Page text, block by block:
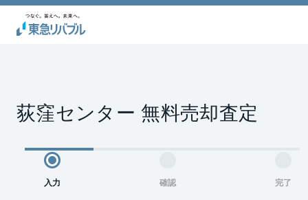
荻窪センター 無料売却査定
入力 確認 完了